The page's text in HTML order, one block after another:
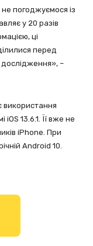
погоджуємося із
у 20 разів
ці
перед
–
використання
iOS 13.6.1. Її вже не
iPhone. При
Android 10.